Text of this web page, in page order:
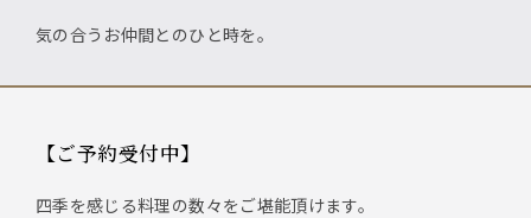
気の合うお仲間とのひと時を。
【ご予約受付中】
四季を感じる料理の数々をご堪能頂けます。